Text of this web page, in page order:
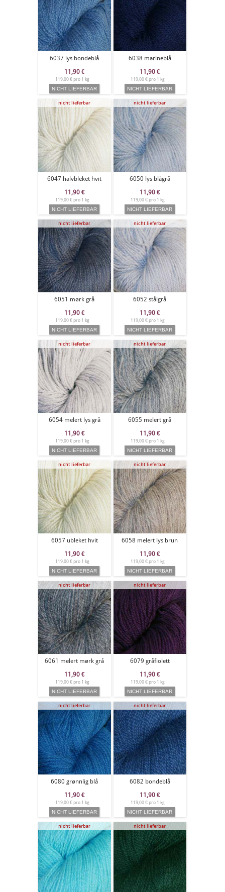
6037 lys bondeblå
11,90 €
119,00 € pro 1 kg
6038 marineblå
11,90 €
119,00 € pro 1 kg
nicht lieferbar
6047 halvbleket hvit
11,90 €
119,00 € pro 1 kg
nicht lieferbar
6050 lys blågrå
11,90 €
119,00 € pro 1 kg
nicht lieferbar
6051 mørk grå
11,90 €
119,00 € pro 1 kg
nicht lieferbar
6052 stålgrå
11,90 €
119,00 € pro 1 kg
nicht lieferbar
6054 melert lys grå
11,90 €
119,00 € pro 1 kg
nicht lieferbar
6055 melert grå
11,90 €
119,00 € pro 1 kg
nicht lieferbar
6057 ubleket hvit
11,90 €
119,00 € pro 1 kg
nicht lieferbar
6058 melert lys brun
11,90 €
119,00 € pro 1 kg
nicht lieferbar
6061 melert mørk grå
11,90 €
119,00 € pro 1 kg
nicht lieferbar
6079 gråfiolett
11,90 €
119,00 € pro 1 kg
nicht lieferbar
6080 grønnlig blå
11,90 €
119,00 € pro 1 kg
nicht lieferbar
6082 bondeblå
11,90 €
119,00 € pro 1 kg
nicht lieferbar nicht lieferbar